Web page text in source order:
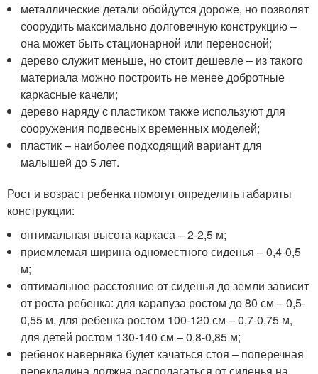
металлические детали обойдутся дороже, но позволят
соорудить максимально долговечную конструкцию –
она может быть стационарной или переносной;
дерево служит меньше, но стоит дешевле – из такого
материала можно построить не менее добротные
каркасные качели;
дерево наряду с пластиком также используют для
сооружения подвесных временных моделей;
пластик – наиболее подходящий вариант для
малышей до 5 лет.
Рост и возраст ребенка помогут определить габариты
конструкции:
оптимальная высота каркаса – 2-2,5 м;
приемлемая ширина одноместного сиденья – 0,4-0,5
м;
оптимальное расстояние от сиденья до земли зависит
от роста ребенка: для карапуза ростом до 80 см – 0,5-
0,55 м, для ребенка ростом 100-120 см – 0,7-0,75 м,
для детей ростом 130-140 см – 0,8-0,85 м;
ребенок наверняка будет качаться стоя – поперечная